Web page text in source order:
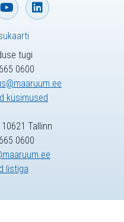
tugi
0600
küsimused
Tallinn
0600
listiga